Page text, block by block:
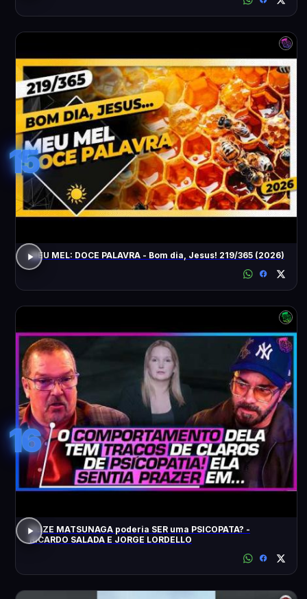
15
MEU MEL: DOCE PALAVRA - Bom dia, Jesus! 219/365 (2026)
16
ELIZE MATSUNAGA poderia SER uma PSICOPATA? -
RICARDO SALADA E JORGE LORDELLO